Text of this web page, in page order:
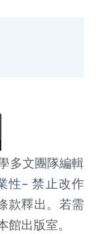
多文團隊編輯
性– 禁止改作
款釋出。若需
出版室。